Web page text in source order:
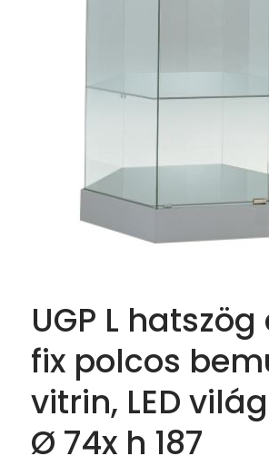
UGP L
fix polcos
vitrin, LED
Ø 74x h 187